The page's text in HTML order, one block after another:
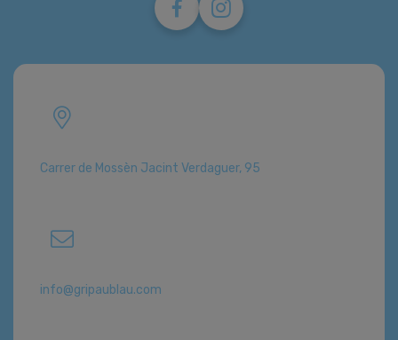
Carrer de Mossèn Jacint Verdaguer, 95
info@gripaublau.com